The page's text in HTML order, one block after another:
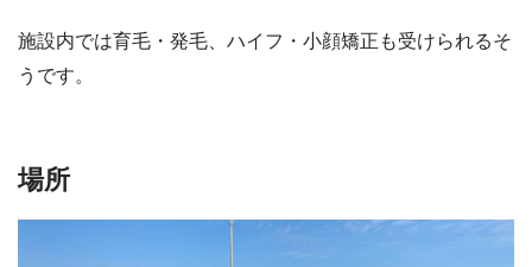
施設内では育毛・発毛、ハイフ・小顔矯正も受けられるそ
うです。
場所